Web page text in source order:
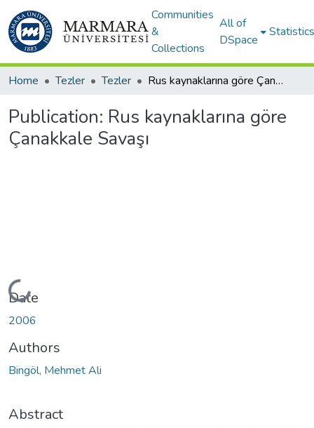
Communities
&
Collections
All of
DSpace
Statistics
Home Tezler Tezler Rus kaynaklarına göre Çanakkale Savaşı
Publication: Rus kaynaklarına göre
Çanakkale Savaşı
Loading...
Date
2006
Authors
Bingöl, Mehmet Ali
Abstract